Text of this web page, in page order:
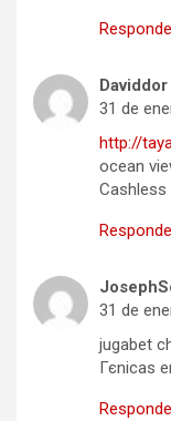
Daviddor
31 de
http://
ocean
Cashless
31 de
jugabet
Гєnicas